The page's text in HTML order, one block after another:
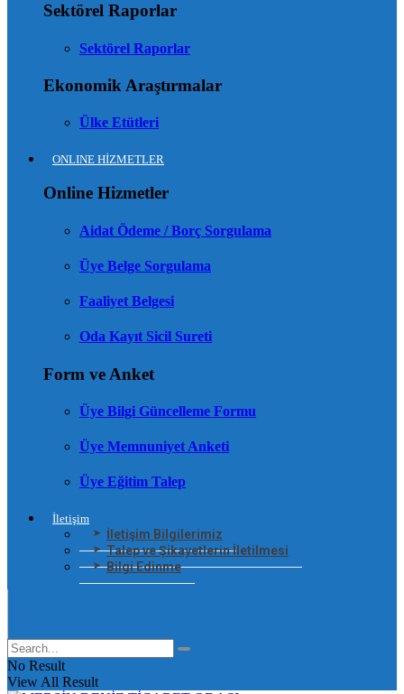
Sektörel Raporlar
Sektörel Raporlar
Ekonomik Araştırmalar
Ülke Etütleri
ONLINE HİZMETLER
Online Hizmetler
Aidat Ödeme / Borç Sorgulama
Üye Belge Sorgulama
Faaliyet Belgesi
Oda Kayıt Sicil Sureti
Form ve Anket
Üye Bilgi Güncelleme Formu
Üye Memnuniyet Anketi
Üye Eğitim Talep
İletişim
İletişim Bilgilerimiz
Talep ve Şikayetlerin İletilmesi
Bilgi Edinme
No Result
View All Result